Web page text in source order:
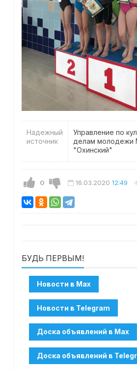
Надежный
источник
Управление по
делам молодежи
"Охинский"
0 16.03.2020 12:49
БУДЬ ПЕРВЫМ!